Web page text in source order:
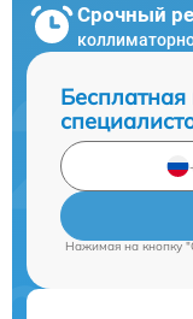
Срочный
Бесплатная
Нажимая на кнопку